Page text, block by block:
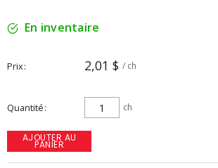
En inventaire
Prix 2,01 $ / ch
Quantité ch
AJOUTER AU
PANIER